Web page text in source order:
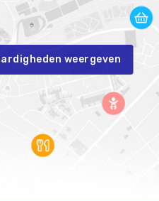
weergeven